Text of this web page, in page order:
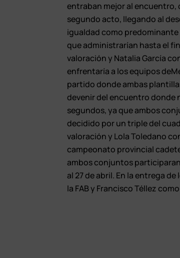
entraban mejor al encuentro,
segundo acto, llegando al
igualdad como predominante
que administrarían hasta el
valoración y Natalia García
enfrentaría a los equipos
partido donde ambas
devenir del encuentro donde
segundos, ya que ambos
decidido por un triple del
valoración y Lola Toledano
campeonato provincial
ambos conjuntos participaran
al 27 de abril. En la entrega
la FAB y Francisco Téllez